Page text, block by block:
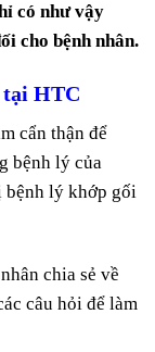
có như vậy
cho bệnh nhân.
HTC
cẩn thận để
bệnh lý của
bệnh lý khớp gối
chia sẻ về
câu hỏi để làm